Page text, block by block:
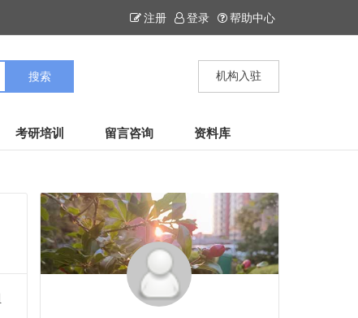
注册 登录 帮助中心
机构入驻
考研培训 留言咨询 资料库